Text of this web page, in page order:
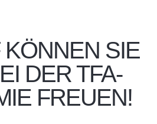
SIE
DER TFA-
FREUEN!